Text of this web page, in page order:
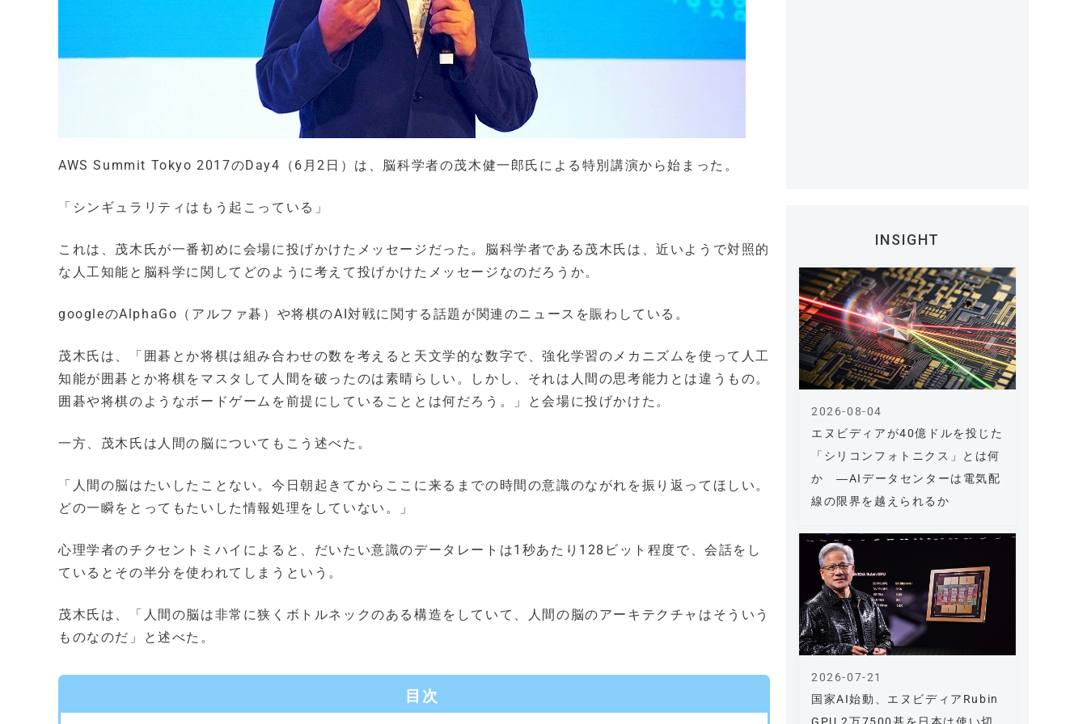
AWS Summit Tokyo 2017のDay4（6月2日）は、脳科学者の茂木健一郎氏による特別講演から始まった。
「シンギュラリティはもう起こっている」
これは、茂木氏が一番初めに会場に投げかけたメッセージだった。脳科学者である茂木氏は、近いようで対照的
な人工知能と脳科学に関してどのように考えて投げかけたメッセージなのだろうか。
googleのAlphaGo（アルファ碁）や将棋のAI対戦に関する話題が関連のニュースを賑わしている。
茂木氏は、「囲碁とか将棋は組み合わせの数を考えると天文学的な数字で、強化学習のメカニズムを使って人工
知能が囲碁とか将棋をマスタして人間を破ったのは素晴らしい。しかし、それは人間の思考能力とは違うもの。
囲碁や将棋のようなボードゲームを前提にしていることとは何だろう。」と会場に投げかけた。
一方、茂木氏は人間の脳についてもこう述べた。
「人間の脳はたいしたことない。今日朝起きてからここに来るまでの時間の意識のながれを振り返ってほしい。
どの一瞬をとってもたいした情報処理をしていない。」
心理学者のチクセントミハイによると、だいたい意識のデータレートは1秒あたり128ビット程度で、会話をし
ているとその半分を使われてしまうという。
茂木氏は、「人間の脳は非常に狭くボトルネックのある構造をしていて、人間の脳のアーキテクチャはそういう
ものなのだ」と述べた。
目次
INSIGHT
エヌビディアが40億ドルを投じた
「シリコンフォトニクス」とは何
か ―AIデータセンターは電気配
線の限界を越えられるか
2026-08-04
国家AI始動、エヌビディアRubin
GPU 2万7500基を日本は使い切
2026-07-21